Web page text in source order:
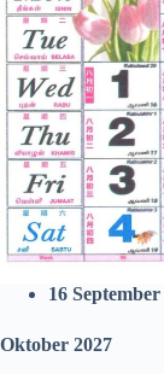
16 September
Oktober 2027